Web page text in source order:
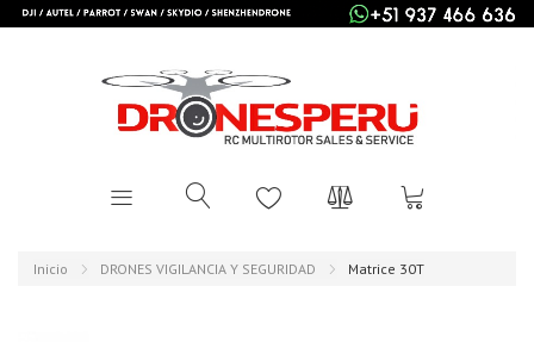
Inicio DRONES VIGILANCIA Y SEGURIDAD Matrice 30T